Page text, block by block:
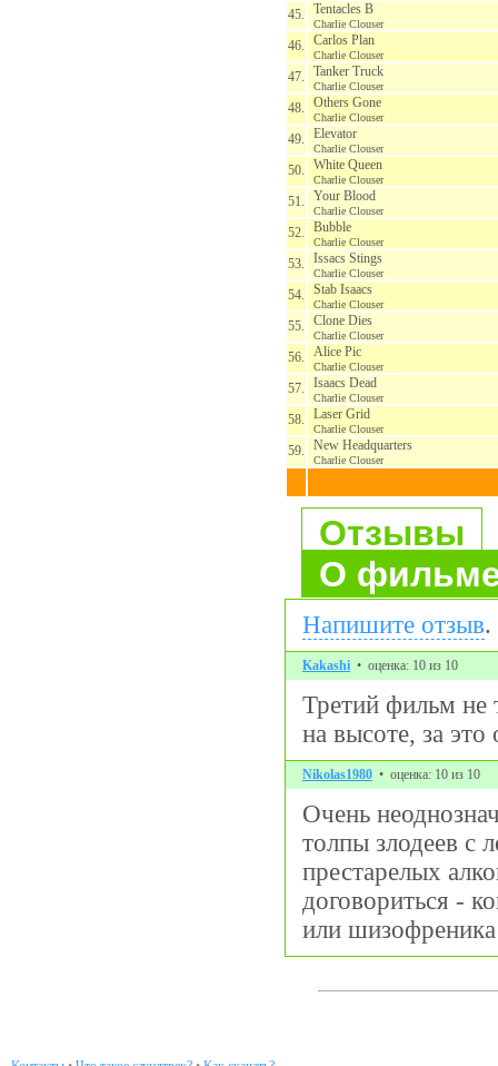
45. Tentacles B
Charlie Clouser
46. Carlos Plan
Charlie Clouser
47. Tanker Truck
Charlie Clouser
48. Others Gone
Charlie Clouser
49. Elevator
Charlie Clouser
50. White Queen
Charlie Clouser
51. Your Blood
Charlie Clouser
52. Bubble
Charlie Clouser
53. Issacs Stings
Charlie Clouser
54. Stab Isaacs
Charlie Clouser
55. Clone Dies
Charlie Clouser
56. Alice Pic
Charlie Clouser
57. Isaacs Dead
Charlie Clouser
58. Laser Grid
Charlie Clouser
59. New Headquarters
Charlie Clouser
Отзывы
О
Напишите отзыв.
Kakashi • оценка: 10 из 10
Третий фильм не
на высоте, за
Nikolas1980 • оценка: 10 из 10
Очень
толпы злодеев с
престарелых
договориться -
или